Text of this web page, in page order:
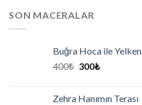
SON MACERALAR
Buğra Hoca ile Yelken
400₺ 300₺
Zehra Hanımın Terası